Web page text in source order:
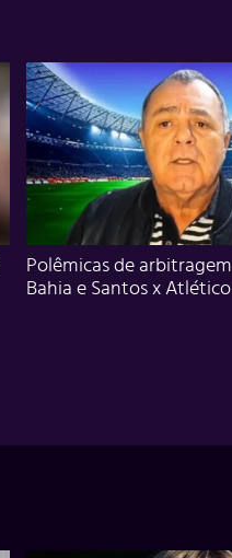
Polêmicas de
Bahia e Santos x